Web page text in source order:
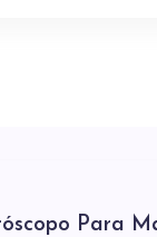
Para